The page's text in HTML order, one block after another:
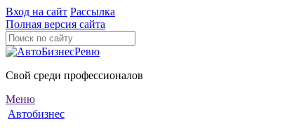
Вход на сайт Рассылка
Полная версия сайта
Свой среди профессионалов
Меню
Автобизнес